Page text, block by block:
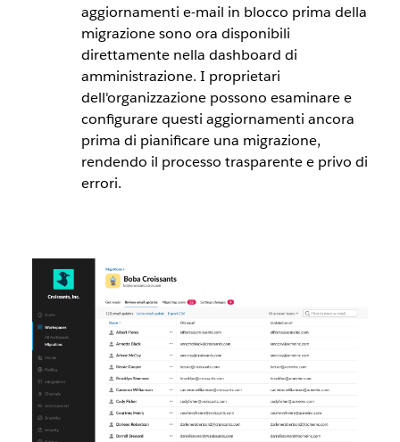
aggiornamenti e-mail in blocco prima della
migrazione sono ora disponibili
direttamente nella dashboard di
amministrazione. I proprietari
dell'organizzazione possono esaminare e
configurare questi aggiornamenti ancora
prima di pianificare una migrazione,
rendendo il processo trasparente e privo di
errori.